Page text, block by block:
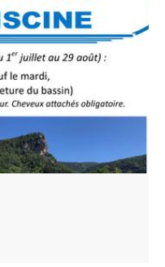
aquatiques